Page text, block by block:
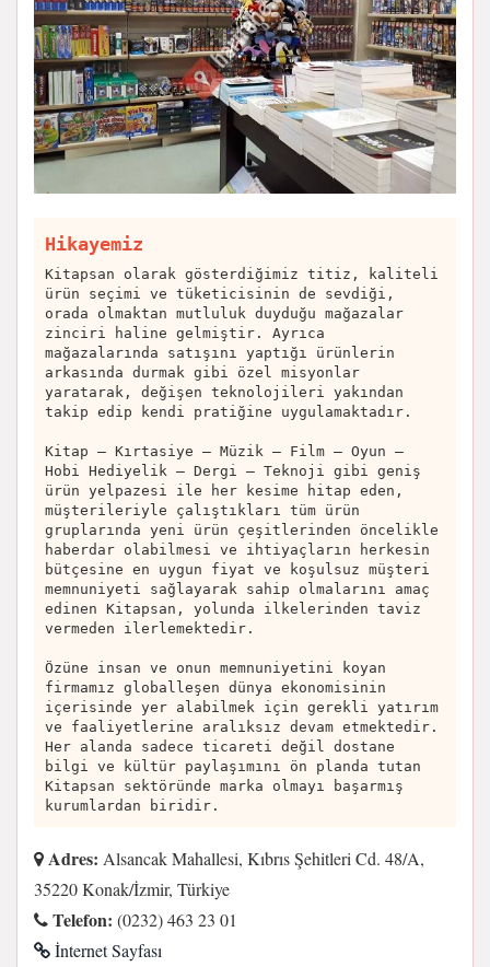
Hikayemiz
Kitapsan olarak gösterdiğimiz titiz, kaliteli
ürün seçimi ve tüketicisinin de sevdiği,
orada olmaktan mutluluk duyduğu mağazalar
zinciri haline gelmiştir. Ayrıca
mağazalarında satışını yaptığı ürünlerin
arkasında durmak gibi özel misyonlar
yaratarak, değişen teknolojileri yakından
takip edip kendi pratiğine uygulamaktadır.
Kitap – Kırtasiye – Müzik – Film – Oyun –
Hobi Hediyelik – Dergi – Teknoji gibi geniş
ürün yelpazesi ile her kesime hitap eden,
müşterileriyle çalıştıkları tüm ürün
gruplarında yeni ürün çeşitlerinden öncelikle
haberdar olabilmesi ve ihtiyaçların herkesin
bütçesine en uygun fiyat ve koşulsuz müşteri
memnuniyeti sağlayarak sahip olmalarını amaç
edinen Kitapsan, yolunda ilkelerinden taviz
vermeden ilerlemektedir.
Özüne insan ve onun memnuniyetini koyan
firmamız globalleşen dünya ekonomisinin
içerisinde yer alabilmek için gerekli yatırım
ve faaliyetlerine aralıksız devam etmektedir.
Her alanda sadece ticareti değil dostane
bilgi ve kültür paylaşımını ön planda tutan
Kitapsan sektöründe marka olmayı başarmış
kurumlardan biridir.
Adres: Alsancak Mahallesi, Kıbrıs Şehitleri Cd. 48/A,
35220 Konak/İzmir, Türkiye
Telefon: (0232) 463 23 01
İnternet Sayfası